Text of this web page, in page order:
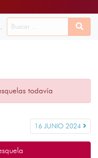
2024
todavía
16 JUNIO 2024